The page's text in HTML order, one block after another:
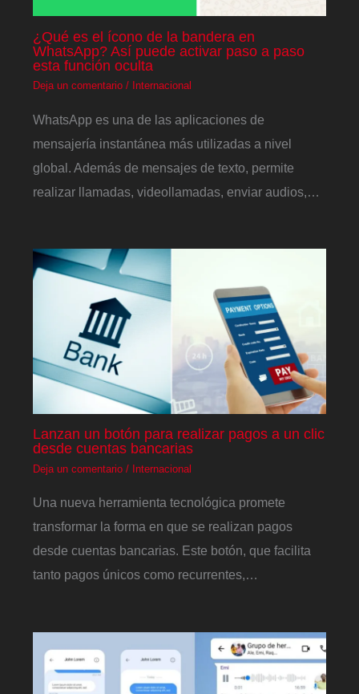
¿Qué es el ícono de la bandera en
WhatsApp? Así puede activar paso a paso
esta función oculta
Deja un comentario / Internacional
WhatsApp es una de las aplicaciones de
mensajería instantánea más utilizadas a nivel
global. Además de mensajes de texto, permite
realizar llamadas, videollamadas, enviar audios,…
Lanzan un botón para realizar pagos a un clic
desde cuentas bancarias
Deja un comentario / Internacional
Una nueva herramienta tecnológica promete
transformar la forma en que se realizan pagos
desde cuentas bancarias. Este botón, que facilita
tanto pagos únicos como recurrentes,…